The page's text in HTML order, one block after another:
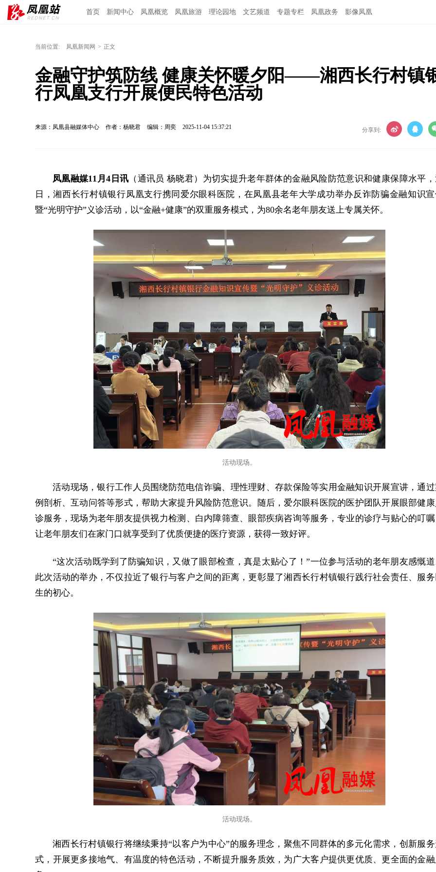
首页 新闻中心 凤凰概览 凤凰旅游 理论园地 文艺频道 专题专栏 凤凰政务 影像凤凰
当前位置: 凤凰新闻网 > 正文
金融守护筑防线 健康关怀暖夕阳——湘西长行村镇
行凤凰支行开展便民特色活动
来源：凤凰县融媒体中心 作者：杨晓君 编辑：周奕 2025-11-04 15:37:21 分享到:
凤凰融媒11月4日讯 （通讯员 杨晓君）为切实提升老年群体的金融风险防范意识和健康保障水平
日，湘西长行村镇银行凤凰支行携同爱尔眼科医院，在凤凰县老年大学成功举办反诈防骗金融知识
暨“光明守护”义诊活动，以“金融+健康”的双重服务模式，为80余名老年朋友送上专属关怀。
活动现场。
活动现场，银行工作人员围绕防范电信诈骗、理性理财、存款保险等实用金融知识开展宣讲，通
例剖析、互动问答等形式，帮助大家提升风险防范意识。随后，爱尔眼科医院的医护团队开展眼部健
诊服务，现场为老年朋友提供视力检测、白内障筛查、眼部疾病咨询等服务，专业的诊疗与贴心的叮
让老年朋友们在家门口就享受到了优质便捷的医疗资源，获得一致好评。
“这次活动既学到了防骗知识，又做了眼部检查，真是太贴心了！”一位参与活动的老年朋友感慨
此次活动的举办，不仅拉近了银行与客户之间的距离，更彰显了湘西长行村镇银行践行社会责任、服
生的初心。
活动现场。
湘西长行村镇银行将继续秉持“以客户为中心”的服务理念，聚焦不同群体的多元化需求，创新服
式，开展更多接地气、有温度的特色活动，不断提升服务质效，为广大客户提供更优质、更全面的金